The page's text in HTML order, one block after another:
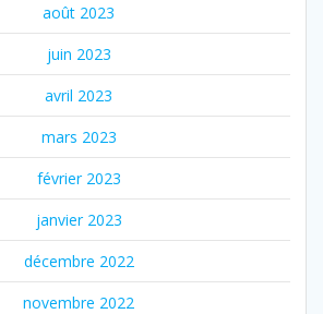
août 2023
juin 2023
avril 2023
mars 2023
février 2023
janvier 2023
décembre 2022
novembre 2022